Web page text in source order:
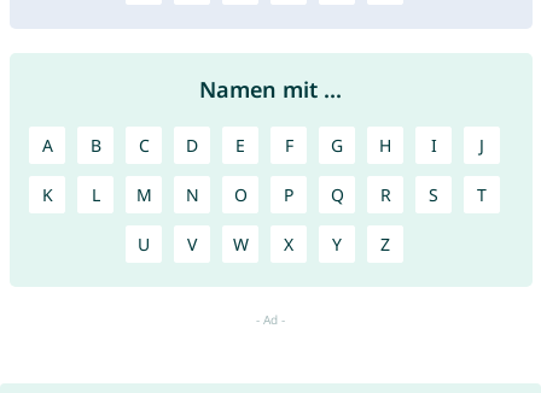
Namen mit ...
A B C D E F G H I J
K L M N O P Q R S T
U V W X Y Z